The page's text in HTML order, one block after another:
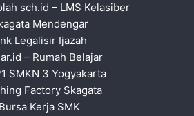
sch.id – LMS Kelasiber
Mendengar
Legalisir Ijazah
– Rumah Belajar
SMKN 3 Yogyakarta
Factory Skagata
Bursa Kerja SMK